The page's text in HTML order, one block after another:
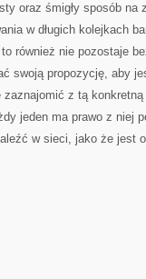
oraz śmigły sposób na
w długich kolejkach
również nie pozostaje
swoją propozycję, aby
zaznajomić z tą
jeden ma prawo z niej
w sieci, jako że jest